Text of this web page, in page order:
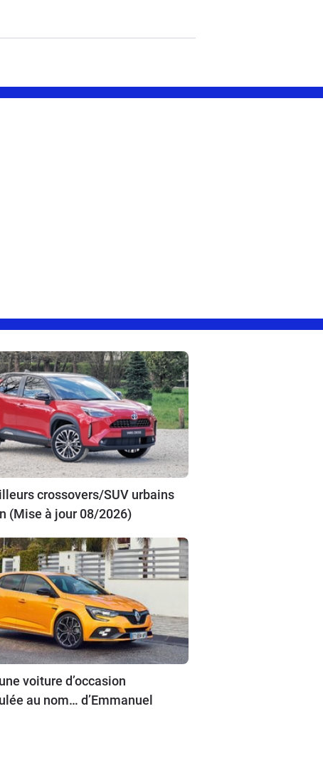
d'intérêt qui, elles, existent.
crossovers/SUV urbains
(Mise à jour 08/2026)
voiture d’occasion
au nom… d’Emmanuel